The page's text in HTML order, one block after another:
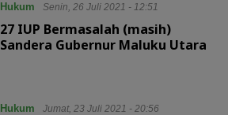
Hukum Senin, 26 Juli 2021 - 12:51
27 IUP Bermasalah (masih)
Sandera Gubernur Maluku Utara
Hukum Jumat, 23 Juli 2021 - 20:56